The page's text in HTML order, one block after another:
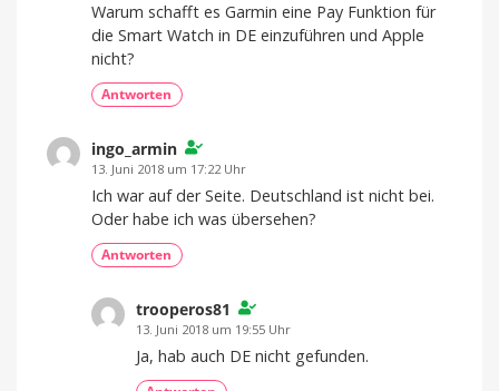
Warum schafft es Garmin eine Pay Funktion für
die Smart Watch in DE einzuführen und Apple
nicht?
Antworten
ingo_armin
13. Juni 2018 um 17:22 Uhr
Ich war auf der Seite. Deutschland ist nicht bei.
Oder habe ich was übersehen?
Antworten
trooperos81
13. Juni 2018 um 19:55 Uhr
Ja, hab auch DE nicht gefunden.